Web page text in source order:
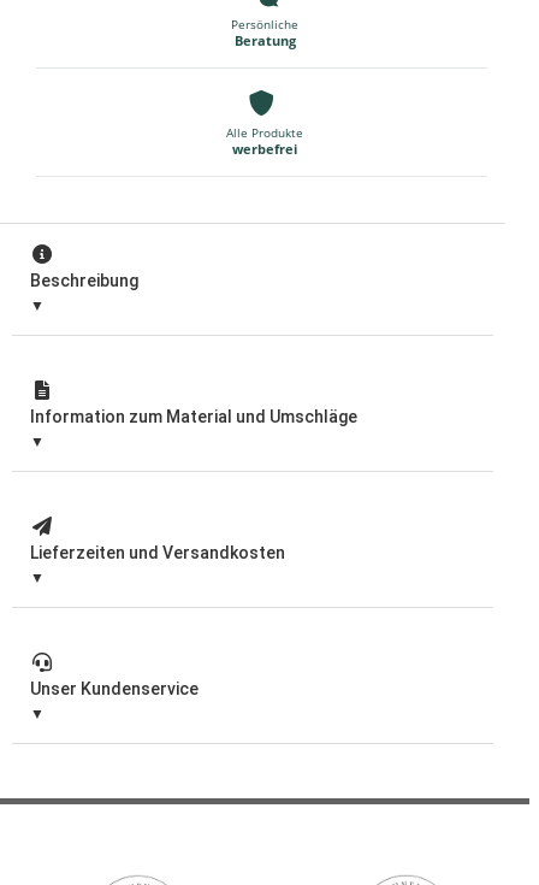
Persönliche
Beratung
Alle Produkte
werbefrei
Beschreibung
Information zum Material und Umschläge
Lieferzeiten und Versandkosten
Unser Kundenservice